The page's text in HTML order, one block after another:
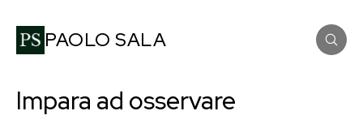
PAOLO SALA
Impara ad osservare